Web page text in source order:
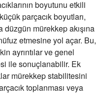
boyutunu etkili
parçacık boyutları,
düzgün mürekkep akışına
etmesine yol açar. Bu,
ayrıntılar ve genel
ile sonuçlanabilir. Ek
mürekkep stabilitesini
toplanması veya